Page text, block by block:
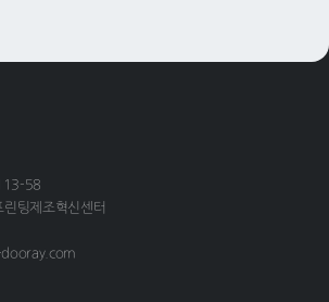
58
팅제조혁신센터